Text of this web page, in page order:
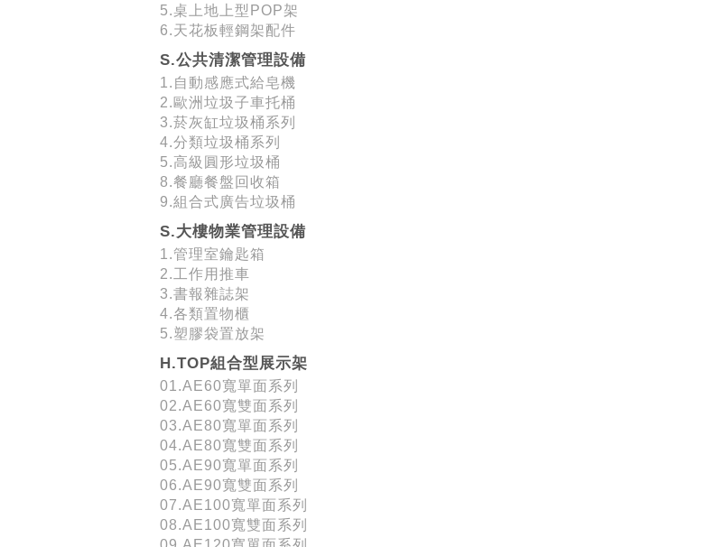
5.桌上地上型POP架
6.天花板輕鋼架配件
S.公共清潔管理設備
1.自動感應式給皂機
2.歐洲垃圾子車托桶
3.菸灰缸垃圾桶系列
4.分類垃圾桶系列
5.高級圓形垃圾桶
8.餐廳餐盤回收箱
9.組合式廣告垃圾桶
S.大樓物業管理設備
1.管理室鑰匙箱
2.工作用推車
3.書報雜誌架
4.各類置物櫃
5.塑膠袋置放架
H.TOP組合型展示架
01.AE60寬單面系列
02.AE60寬雙面系列
03.AE80寬單面系列
04.AE80寬雙面系列
05.AE90寬單面系列
06.AE90寬雙面系列
07.AE100寬單面系列
08.AE100寬雙面系列